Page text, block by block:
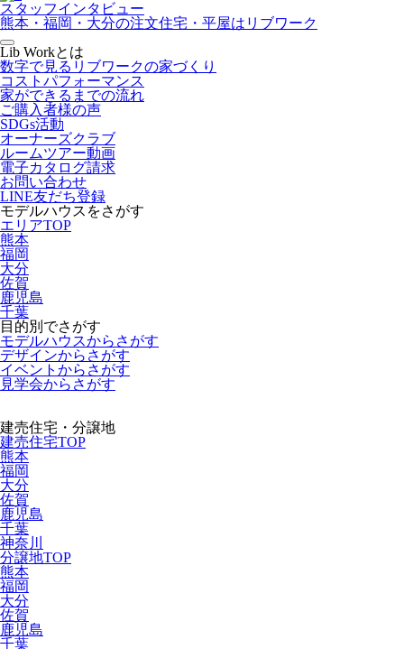
スタッフインタビュー
熊本・福岡・大分の注文住宅・平屋はリブワーク
Lib Workとは
数字で見るリブワークの家づくり
コストパフォーマンス
家ができるまでの流れ
ご購入者様の声
SDGs活動
オーナーズクラブ
ルームツアー動画
電子カタログ請求
お問い合わせ
LINE友だち登録
モデルハウスをさがす
エリアTOP
熊本
福岡
大分
佐賀
鹿児島
千葉
目的別でさがす
モデルハウスからさがす
デザインからさがす
イベントからさがす
見学会からさがす
建売住宅・分譲地
建売住宅TOP
熊本
福岡
大分
佐賀
鹿児島
千葉
神奈川
分譲地TOP
熊本
福岡
大分
佐賀
鹿児島
千葉